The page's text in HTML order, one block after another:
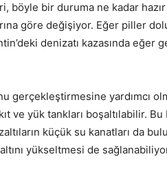
böyle bir duruma ne kadar
göre değişiyor. Eğer piller
denizatı kazasında eğer
gerçekleştirmesine yardımcı
ve yük tankları boşaltılabilir.
küçük su kanatları da
yükseltmesi de